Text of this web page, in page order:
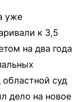
уже
к 3,5
на два года
суд
дело на новое